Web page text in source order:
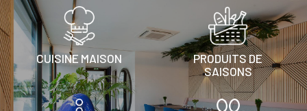
CUISINE MAISON
PRODUITS DE
SAISONS